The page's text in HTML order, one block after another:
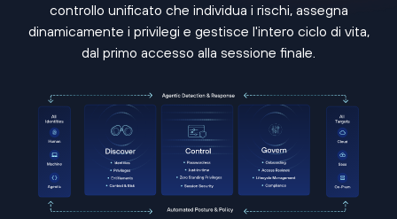
controllo unificato che individua i rischi, assegna
dinamicamente i privilegi e gestisce l'intero ciclo di vita,
dal primo accesso alla sessione finale.